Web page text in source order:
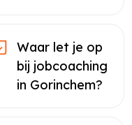
Waar let je op
bij jobcoaching
in Gorinchem?